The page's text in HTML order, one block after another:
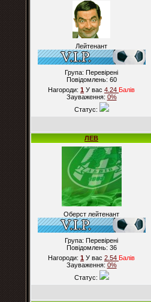
Лейтенант
Група: Перевірені
Повідомлень: 60
Нагороди: 1 У вас 4.24 Балiв
Зауваження: 0%
Статус:
ЛЕВ
Оберст лейтенант
Група: Перевірені
Повідомлень: 36
Нагороди: 1 У вас 2.54 Балiв
Зауваження: 0%
Статус: